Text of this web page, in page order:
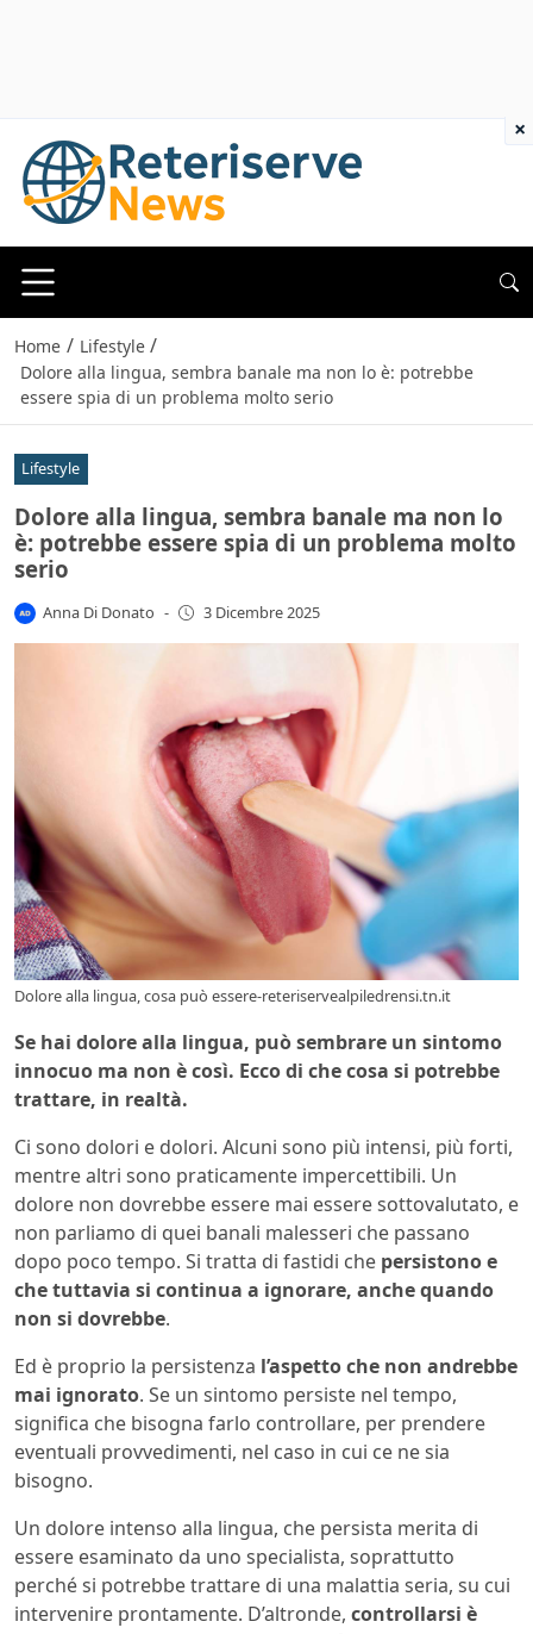
Home / Lifestyle /
Dolore alla lingua, sembra banale ma non lo è: potrebbe
essere spia di un problema molto serio
Lifestyle
Dolore alla lingua, sembra banale ma non lo
è: potrebbe essere spia di un problema molto
serio
Anna Di Donato - 3 Dicembre 2025
Dolore alla lingua, cosa può essere-reteriservealpiledrensi.tn.it
Se hai dolore alla lingua, può sembrare un sintomo
innocuo ma non è così. Ecco di che cosa si potrebbe
trattare, in realtà.
Ci sono dolori e dolori. Alcuni sono più intensi, più forti,
mentre altri sono praticamente impercettibili. Un
dolore non dovrebbe essere mai essere sottovalutato, e
non parliamo di quei banali malesseri che passano
dopo poco tempo. Si tratta di fastidi che persistono e
che tuttavia si continua a ignorare, anche quando
non si dovrebbe.
Ed è proprio la persistenza l’aspetto che non andrebbe
mai ignorato. Se un sintomo persiste nel tempo,
significa che bisogna farlo controllare, per prendere
eventuali provvedimenti, nel caso in cui ce ne sia
bisogno.
Un dolore intenso alla lingua, che persista merita di
essere esaminato da uno specialista, soprattutto
perché si potrebbe trattare di una malattia seria, su cui
intervenire prontamente. D’altronde, controllarsi è
×